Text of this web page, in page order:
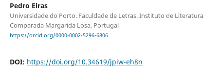
Pedro Eiras
Universidade do Porto. Faculdade de Letras. Instituto de Literatura
Comparada Margarida Losa, Portugal
https://orcid.org/0000-0002-5296-6806
DOI: https://doi.org/10.34619/jpiw-eh8n